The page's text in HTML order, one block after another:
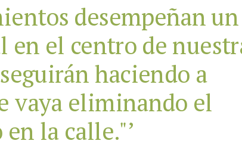
desempeñan un
en el centro de
haciendo a
vaya eliminando el
la calle."’